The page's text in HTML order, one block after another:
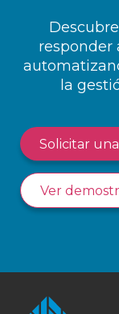
responder
la
Solicitar
Ver